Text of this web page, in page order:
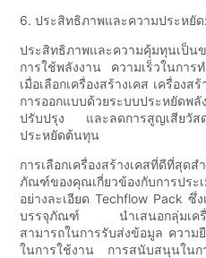
6. ประสิทธิภาพและความประหยัด:
ประสิทธิภาพและความคุ้มทุนเป็น
การใช้พลังงาน ความเร็วในกา
เมื่อเลือกเครื่องสร้างเคส เครื่อง
การออกแบบด้วยระบบประหยัด
ปรับปรุง และลดการสูญเสียวั
ประหยัดต้นทุน
การเลือกเครื่องสร้างเคสที่ดีที่สุด
ภัณฑ์ของคุณเกี่ยวข้องกับการประ
อย่างละเอียด Techflow Pack ซึ่
บรรจุภัณฑ์ นำเสนอกลุ่มเครื่อง
สามารถในการรับส่งข้อมูล ความ
ในการใช้งาน การสนับสนุนใน